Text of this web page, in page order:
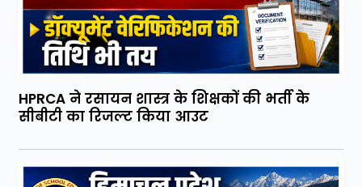
HPRCA ने रसायन शास्त्र के शिक्षकों की भर्ती के
सीबीटी का रिजल्ट किया आउट